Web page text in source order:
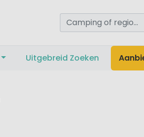
Uitgebreid Zoeken